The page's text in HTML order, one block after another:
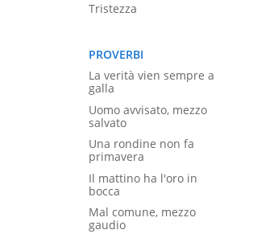
Tristezza
PROVERBI
La verità vien sempre a
galla
Uomo avvisato, mezzo
salvato
Una rondine non fa
primavera
Il mattino ha l'oro in
bocca
Mal comune, mezzo
gaudio